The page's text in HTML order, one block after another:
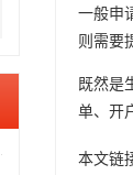
一般申
则需要
既然是
单、开
本文链